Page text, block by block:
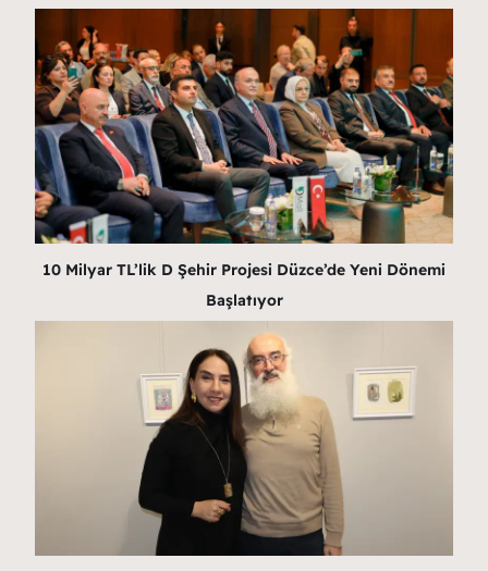
10 Milyar TL’lik D Şehir Projesi Düzce’de Yeni Dönemi
Başlatıyor